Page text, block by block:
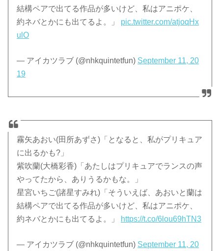
結構ペアで出てる作品が多いけど、私はアニポケ、
約ネバとかにも出てるよ。」 pic.twitter.com/atjoqHx
ulO
— アイカツラブ (@nhkquintetfun) September 11, 20
19
霧矢あおい(田所あずさ)「となると、私がプリキュア
に出るかも?」
紫吹蘭(大橋彩香)「あたしはプリキュアでランスの声
やってたから、ありうるかもな。」
星宮いちご(諸星すみれ)「そういえば、あおいと蘭は
結構ペアで出てる作品が多いけど、私はアニポケ、
約ネバとかにも出てるよ。」
https://t.co/6lou69hTN3
— アイカツラブ (@nhkquintetfun) September 11, 20